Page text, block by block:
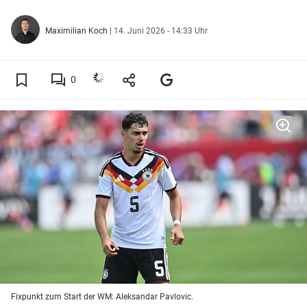
Maximilian Koch | 14. Juni 2026 - 14:33 Uhr
0
Fixpunkt zum Start der WM: Aleksandar Pavlovic.